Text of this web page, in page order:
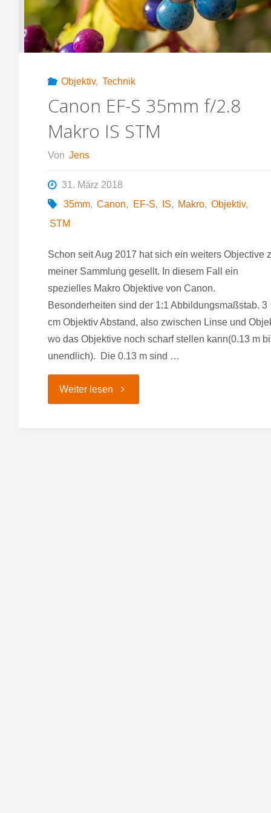
Objektiv, Technik
Canon EF-S 35mm f/2.8
Makro IS STM
Von Jens
31. März 2018
35mm, Canon, EF-S, IS, Makro, Objektiv,
STM
Schon seit Aug 2017 hat sich ein weiters Objective
meiner Sammlung gesellt. In diesem Fall ein
spezielles Makro Objektive von Canon.
Besonderheiten sind der 1:1 Abbildungsmaßstab. 3
cm Objektiv Abstand, also zwischen Linse und
wo das Objektive noch scharf stellen kann(0.13 m
unendlich). Die 0.13 m sind …
Weiter lesen "Canon